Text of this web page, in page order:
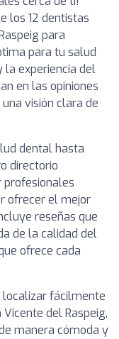
los 12 dentistas
para
para tu salud
la experiencia del
en las opiniones
visión clara de
dental hasta
directorio
profesionales
ofrecer el mejor
reseñas que
de la calidad del
ofrece cada
fácilmente
del Raspeig,
manera cómoda y